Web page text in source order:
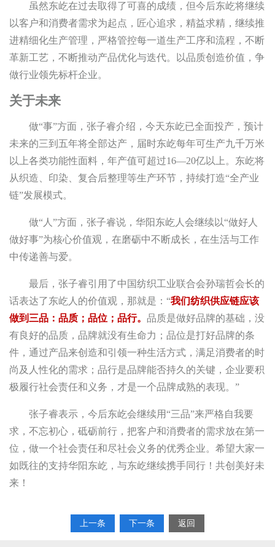
虽然东屹在过去取得了可喜的成绩，但今后东屹将继续
以客户和消费者需求为起点，匠心追求，精益求精，继续推
进精细化生产管理，严格管控每一道生产工序和流程，不断
革新工艺，不断推动产品优化与迭代。以品质创造价值，争
做行业领先标杆企业。
关于未来
做“事”方面，张子睿介绍，今天东屹已全面投产，预计
未来的三到五年将全部达产，届时东屹每年可生产九千万米
以上各类功能性面料，年产值可超过16—20亿以上。东屹将
从织造、印染、复合后整理等生产环节，持续打造“全产业
链”发展模式。
做“人”方面，张子睿说，华阳东屹人会继续以“做好人
做好事”为核心价值观，在磨砺中不断成长，在生活与工作
中传递善与爱。
最后，张子睿引用了中国纺织工业联合会孙瑞哲会长的
话表达了东屹人的价值观，那就是：“我们纺织供应链应该
做到三品：品质；品位；品行。 品质是做好品牌的基础，没
有良好的品质，品牌就没有生命力；品位是打好品牌的条
件，通过产品来创造和引领一种生活方式，满足消费者的时
尚及人性化的需求；品行是品牌能否持久的关键，企业要积
极履行社会责任和义务，才是一个品牌成熟的表现。”
张子睿表示，今后东屹会继续用“三品”来严格自我要
求，不忘初心，砥砺前行，把客户和消费者的需求放在第一
位，做一个社会责任和尽社会义务的优秀企业。希望大家一
如既往的支持华阳东屹，与东屹继续携手同行！共创美好未
来！
上一条 下一条 返回